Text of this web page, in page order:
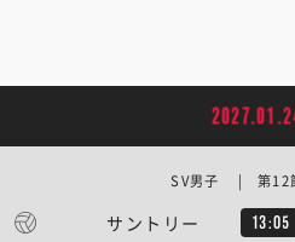
サントリー 13:05
SV男子 | 第12